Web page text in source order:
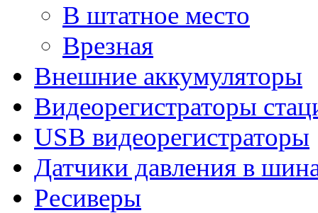
В штатное место
Врезная
Внешние аккумуляторы
Видеорегистраторы
USB видеорегистраторы
Датчики давления в
Ресиверы